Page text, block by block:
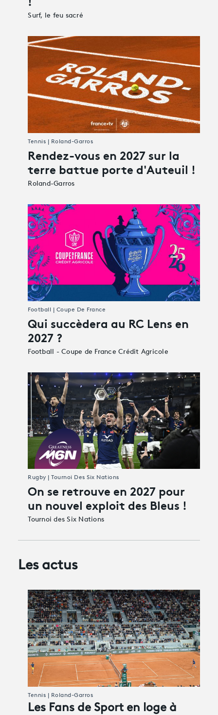
Surf, le feu sacré
Rendez-vous en 2027 sur la
terre battue porte d'Auteuil !
Roland-Garros
Tennis | Roland-Garros
Qui succèdera au RC Lens en
2027 ?
Football - Coupe de France Crédit Agricole
Football | Coupe De France
On se retrouve en 2027 pour
un nouvel exploit des Bleus !
Tournoi des Six Nations
Rugby | Tournoi Des Six Nations
Les actus
Tennis | Roland-Garros
Les Fans de Sport en loge à